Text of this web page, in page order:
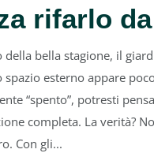
rifarlo
della bella stagione, il
spazio esterno appare
“spento”, potresti
completa. La verità?
Con gli...